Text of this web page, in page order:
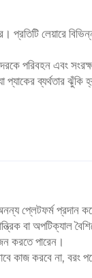
প্রতিটি লেয়ারে
পরিবহন এবং
প্যাকের ব্যর্থতার ঝুঁকি
প্লেটফর্ম প্রদান
বা অপটিক্যাল
করতে পারেন।
কাজ করবে না,